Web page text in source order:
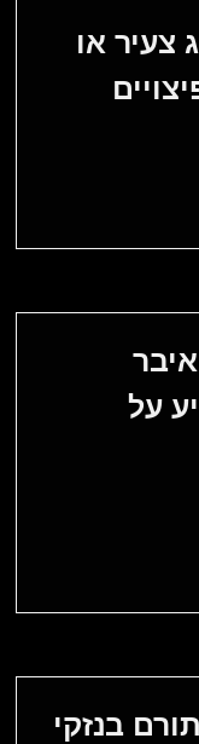
צעיר או
על
בנזקי